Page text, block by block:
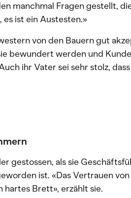
manchmal Fragen gestellt,
ist ein Austesten.»
von den Bauern gut
bewundert werden und
ihr Vater sei sehr stolz,
gestossen, als sie
ist. «Das Vertrauen
Brett», erzählt sie.